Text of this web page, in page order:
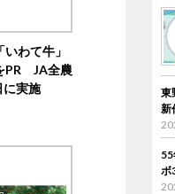
わて牛」
PR JA全農
に実施
東
新
ボ